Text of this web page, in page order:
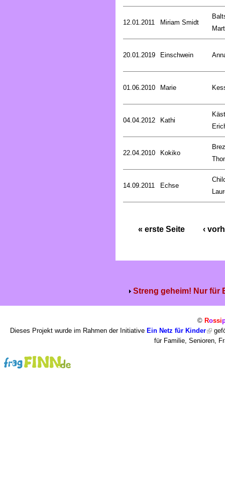
12.01.2011 Miriam Smidt
20.01.2019 Einschwein
01.06.2010 Marie
04.04.2012 Kathi
22.04.2010 Kokiko
14.09.2011 Echse
« erste Seite ‹
Streng geheim! Nur für
© Rossi
Dieses Projekt wurde im Rahmen der Initiative Ein Netz für Kinder
für Familie, Senioren,